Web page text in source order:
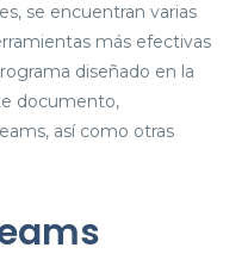
se encuentran varias
más efectivas
diseñado en la
documento,
así como otras